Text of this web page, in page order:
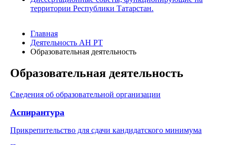
территории Республики Татарстан.
Главная
Деятельность АН РТ
Образовательная деятельность
Образовательная деятельность
Сведения об образовательной организации
Аспирантура
Прикрепительство для сдачи кандидатского минимума